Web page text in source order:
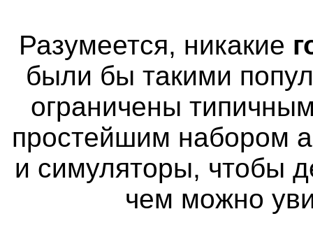
Разумеется, никакие
были бы такими
ограничены
простейшим набором
и симуляторы, чтобы
чем можно